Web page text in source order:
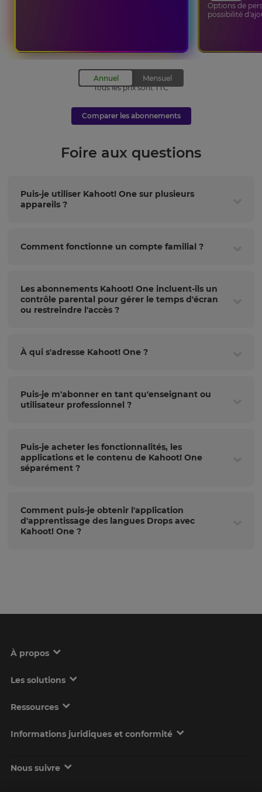
Options de
possibilité
Tous les prix sont TTC
Comparer les abonnements
Foire aux questions
Puis-je utiliser Kahoot! One sur plusieurs
appareils ?
Comment fonctionne un compte familial ?
Les abonnements Kahoot! One incluent-ils un
contrôle parental pour gérer le temps d'écran
ou restreindre l'accès ?
À qui s'adresse Kahoot! One ?
Puis-je m'abonner en tant qu'enseignant ou
utilisateur professionnel ?
Puis-je acheter les fonctionnalités, les
applications et le contenu de Kahoot! One
séparément ?
Comment puis-je obtenir l'application
d'apprentissage des langues Drops avec
Kahoot! One ?
À propos
Les solutions
Ressources
Informations juridiques et conformité
Nous suivre